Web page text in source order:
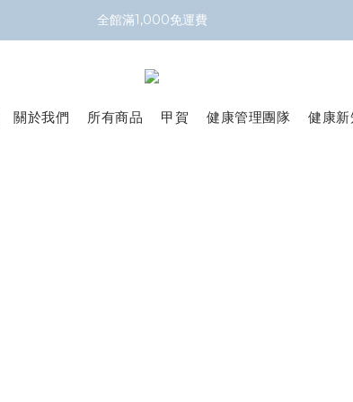
全館滿1,000免運費
關於我們 所有商品 甲賀 健康管理團隊 健康新